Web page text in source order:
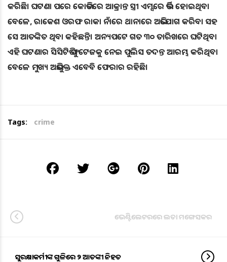
କରିଛି। ଘଟଣା ପରେ କୋଭିଡରେ ଆକ୍ରାନ୍ତ ସ୍ତ୍ରୀ ଏମ୍ସରେ ଭର୍ତ୍ତି ହୋଇଥିବା
ବେଳେ, ରାକେଶ ଓରଫ ରାକା ନାଁରେ ଥାନାରେ ଅଭିଯୋଗ କରିବା ସହ
ସେ ଆତଙ୍କିତ ଥିବା କହିଛନ୍ତି। ଅନ୍ୟପଟେ ଗତ ୩୦ ତାରିଖରେ ଘଟିଥିବା
ଏହି ଘଟଣାର ସିସିଟିଭି ଫୁଟେଜକୁ ନେଇ ପୁଲିସ ତଦନ୍ତ ଆରମ୍ଭ କରିଥିବା
ବେଳେ ମୁଖ୍ୟ ଅଭିଯୁକ୍ତ ଏବେବି ଫେରାର ରହିଛି।
Tags: crime
ଭେଣ୍ଟିଲେଟରରେ ଲତା ମଙ୍ଗେସକର
ସୁରକ୍ଷାକର୍ମୀଙ୍କ ଗୁଳିରେ ୨ ଆତଙ୍କୀ ନିହତ